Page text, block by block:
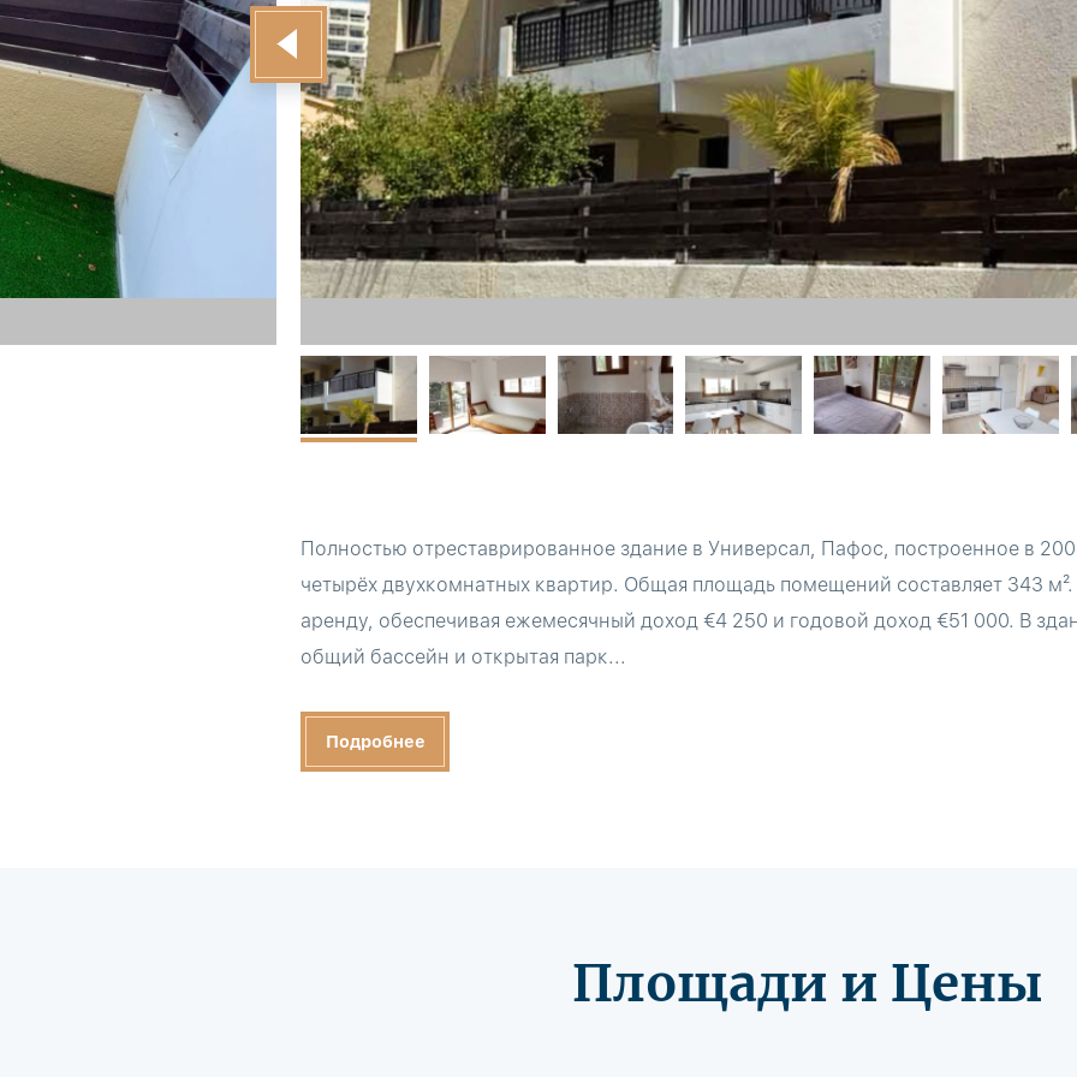
Полностью отреставрированное здание в Универсал, Пафос, построенное в
четырёх двухкомнатных квартир. Общая площадь помещений составляет 343
аренду, обеспечивая ежемесячный доход €4 250 и годовой доход €51 000. В
общий бассейн и открытая парк...
Подробнее
Площади и Цены